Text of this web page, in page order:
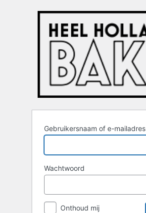
Gebruikersnaam of e-mailadres
Wachtwoord
Onthoud mij